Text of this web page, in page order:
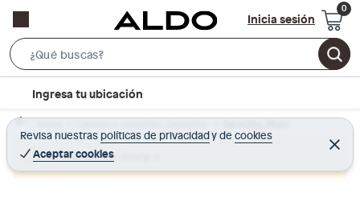
Inicia sesión
e
r
c
B
c
t
Ingresa tu ubicación
Revisa nuestras políticas de privacidadyde cookies
Aceptar cookies
C
e
r
Home Calzado y zapatillas - Zapatillas Zapatillas Mujer
Producto sin stock :(